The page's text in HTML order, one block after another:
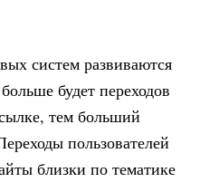
систем развиваются
будет переходов
тем больший
пользователей
близки по тематике